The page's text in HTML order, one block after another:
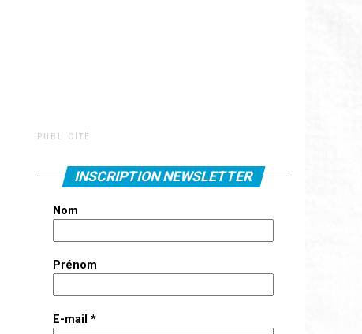
P U B L I C I T É
INSCRIPTION NEWSLETTER
Nom
Prénom
E-mail *